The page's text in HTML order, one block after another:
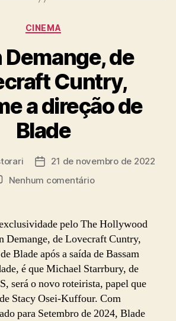
Categorias
CINEMA
Demange, de
Cuntry,
a direção de
Blade
Data21 de novembro de 2022
Nenhum comentárioem
de
Lovecraft
Cuntry,
assume
a
direção
de
Blade
pelo The Hollywood
Demange, de Lovecraft Cuntry,
Blade após a saída de Bassam
é que Michael Starrbury, de
será o novo roteirista, papel que
Stacy Osei-Kuffour. Com
para Setembro de 2024, Blade